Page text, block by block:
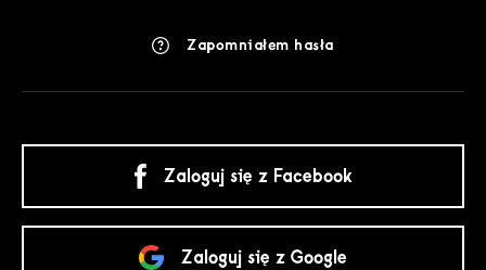
Zapomniałem hasła
Zaloguj się z Facebook
Zaloguj się z Google